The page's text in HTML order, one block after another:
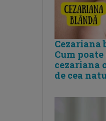
Cezariana
Cum
cezariana
de cea